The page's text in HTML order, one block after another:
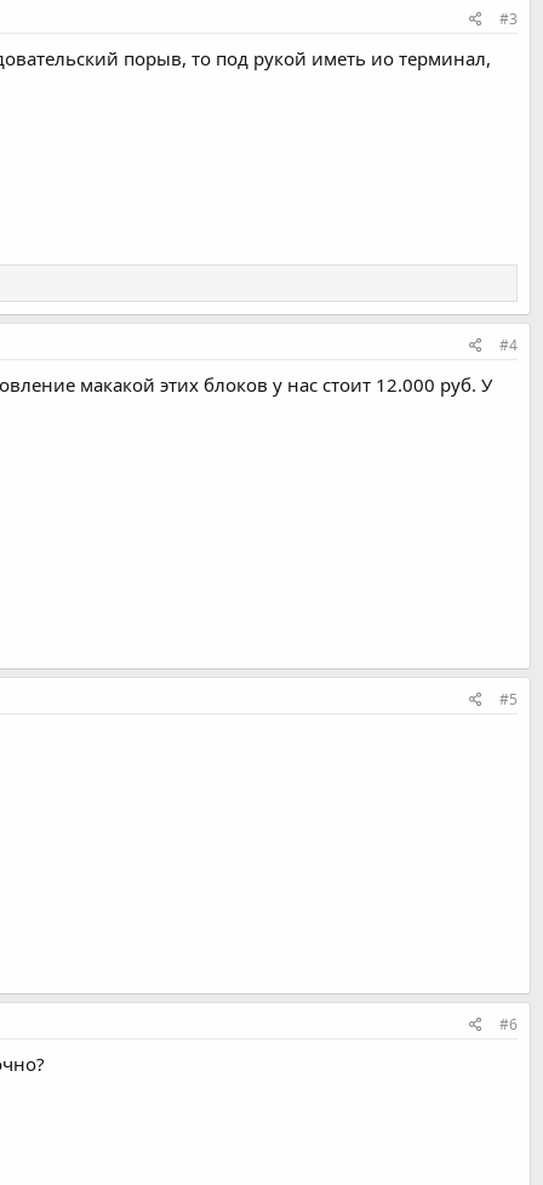
#3
порыв, то под рукой иметь ио терминал,
#4
макакой этих блоков у нас стоит 12.000 руб. У
#5
#6